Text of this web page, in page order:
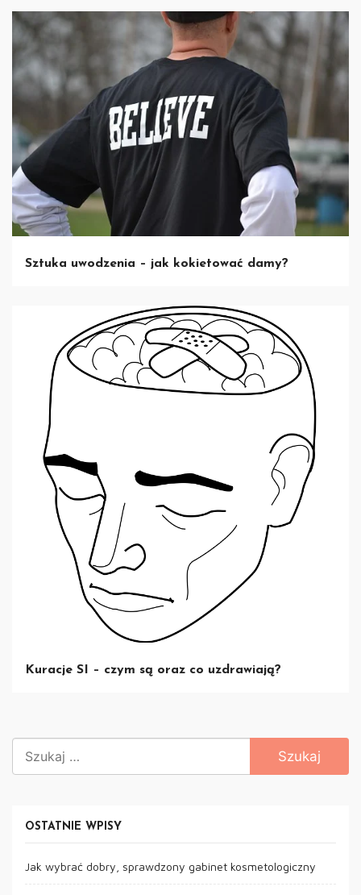
Sztuka uwodzenia – jak kokietować damy?
Kuracje SI – czym są oraz co uzdrawiają?
OSTATNIE WPISY
Jak wybrać dobry, sprawdzony gabinet kosmetologiczny